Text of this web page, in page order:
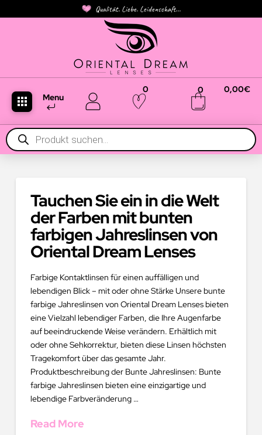
Qualität. Liebe. Leidenschaft...
Menu
0 0 0,00€
Products
search
Tauchen Sie ein in die Welt
der Farben mit bunten
farbigen Jahreslinsen von
Oriental Dream Lenses
Farbige Kontaktlinsen für einen auffälligen und
lebendigen Blick – mit oder ohne Stärke Unsere bunte
farbige Jahreslinsen von Oriental Dream Lenses bieten
eine Vielzahl lebendiger Farben, die Ihre Augenfarbe
auf beeindruckende Weise verändern. Erhältlich mit
oder ohne Sehkorrektur, bieten diese Linsen höchsten
Tragekomfort über das gesamte Jahr.
Produktbeschreibung der Bunte Jahreslinsen: Bunte
farbige Jahreslinsen bieten eine einzigartige und
lebendige Farbveränderung …
Read More